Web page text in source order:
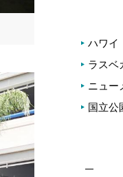
ハワイ
ラスベ
ニュー
国立公